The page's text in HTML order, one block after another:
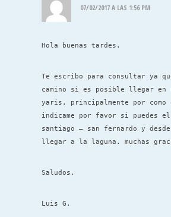
07/02/2017 A LAS 1:56 PM
Hola buenas tardes.
Te escribo para consultar ya
camino si es posible llegar en
yaris, principalmente por como
indicame por favor si puedes el
santiago – san fernardo y
llegar a la laguna. muchas
Saludos.
Luis G.